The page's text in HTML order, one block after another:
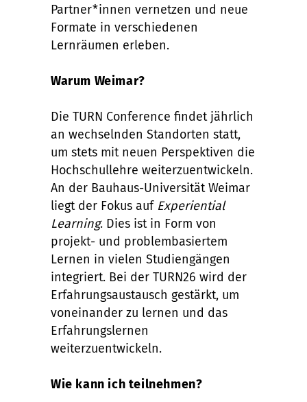
Partner*innen vernetzen und neue
Formate in verschiedenen
Lernräumen erleben.
Warum Weimar?
Die TURN Conference findet jährlich
an wechselnden Standorten statt,
um stets mit neuen Perspektiven die
Hochschullehre weiterzuentwickeln.
An der Bauhaus-Universität Weimar
liegt der Fokus auf Experiential
Learning. Dies ist in Form von
projekt- und problembasiertem
Lernen in vielen Studiengängen
integriert. Bei der TURN26 wird der
Erfahrungsaustausch gestärkt, um
voneinander zu lernen und das
Erfahrungslernen
weiterzuentwickeln.
Wie kann ich teilnehmen?